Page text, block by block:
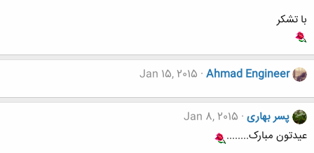
با تشکر
Ahmad Engineer
Jan 15, 2015
پسر بهاری Jan 8, 2015
عیدتون مبارک........